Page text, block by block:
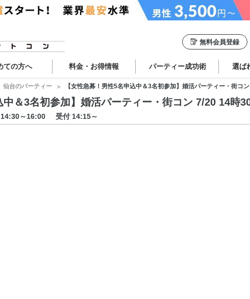
無料会員登録
ての方へ 料金・お得情報 パーティー成功術 選ば
仙台のパーティー 【女性急募！男性5名申込中＆3名初参加】婚活パーティー・街コ
中＆3名初参加】婚活パーティー・街コン 7/20 14時
～16:00 受付 14:15～